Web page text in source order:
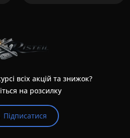
всіх акцій та знижок?
на розсилку
Підписатися